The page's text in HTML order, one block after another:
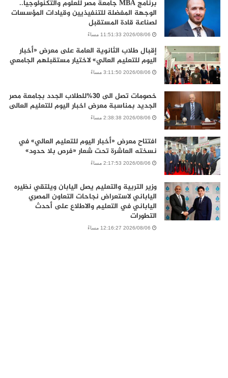
برنامج MBA جامعة مصر للعلوم والتكنولوجيا..
الوجهة المفضلة للتنفيذيين وقيادات المؤسسات
لصناعة قادة المستقبل
2026/08/06 11:51:33 مساءً
إقبال طلاب الثانوية العامة على معرض «أخبار
اليوم للتعليم العالي» لاختيار مستقبلهم الجامعي
2026/08/06 3:11:50 مساءً
خصومات تصل الى 30%للطلاب الجدد بجامعة مصر
الجديد بمناسبة معرض اخبار اليوم للتعليم العالى
2026/08/06 2:38:38 مساءً
افتتاح معرض «أخبار اليوم للتعليم العالي» في
نسخته العاشرة تحت شعار «فرص بلا حدود»
2026/08/06 2:17:53 مساءً
وزير التربية والتعليم يصل اليابان ويلتقي نظيره
الياباني لاستعراض نجاحات التعاون المصري
الياباني في التعليم والاطلاع على أحدث
التطورات
2026/08/06 12:16:27 مساءً